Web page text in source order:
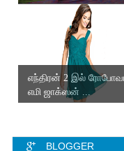
எந்திரன் 2 இல்
எமி ஜாக்ஸன் ...
BLOGGER